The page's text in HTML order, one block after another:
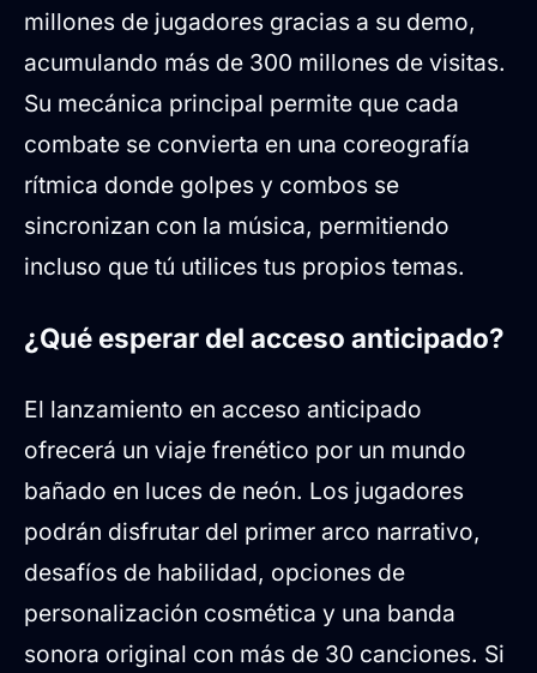
millones de jugadores gracias a su demo,
acumulando más de 300 millones de visitas.
Su mecánica principal permite que cada
combate se convierta en una coreografía
rítmica donde golpes y combos se
sincronizan con la música, permitiendo
incluso que tú utilices tus propios temas.
¿Qué esperar del acceso anticipado?
El lanzamiento en acceso anticipado
ofrecerá un viaje frenético por un mundo
bañado en luces de neón. Los jugadores
podrán disfrutar del primer arco narrativo,
desafíos de habilidad, opciones de
personalización cosmética y una banda
sonora original con más de 30 canciones. Si